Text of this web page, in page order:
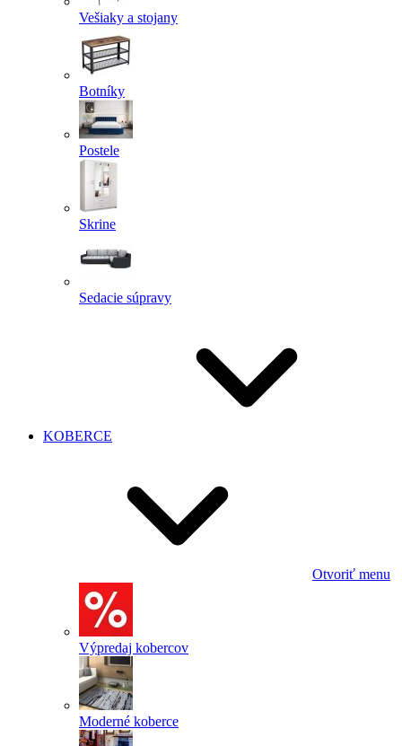
Vešiaky a stojany
Botníky
Postele
Skrine
Sedacie súpravy
KOBERCE
Otvoriť menu
Výpredaj kobercov
Moderné koberce